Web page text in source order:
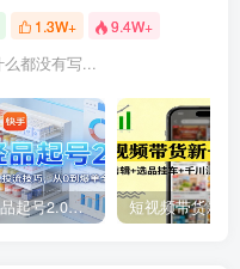
1.3W+ 9.4W+
都没有写...
快手年轻品起号2.0：养号选品，剪辑封面，投流技巧，从0到爆单全流程